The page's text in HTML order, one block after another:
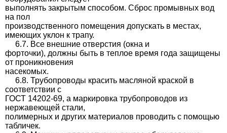
выполнять закрытым способом. Сброс промывных вод
на пол
производственного помещения допускать в местах,
имеющих уклон к трапу.
6.7. Все внешние отверстия (окна и
форточки), должны быть в теплое время года защищены
от проникновения
насекомых.
6.8. Трубопроводы красить масляной краской в ​​
соответствии с
ГОСТ 14202-69, а маркировка трубопроводов из
нержавеющей стали,
полимерных и других материалов проводить с помощью
табличек.